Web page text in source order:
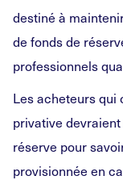
destiné à
de fonds de
professionnels
Les acheteurs qui
privative
réserve pour
provisionnée en